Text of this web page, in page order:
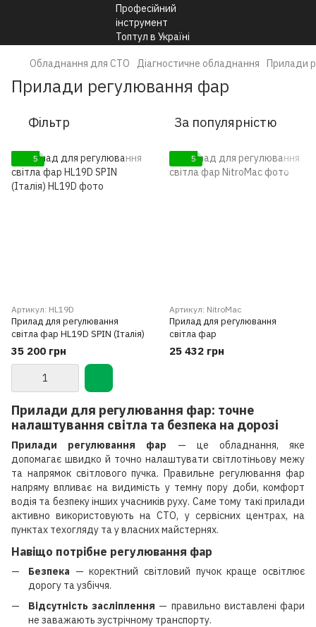
Обладнання для СТО Діагностичне обладнання Прилади
Прилади регулювання фар
Фільтр За популярністю
5
Артикул: HL19D
Прилад для регулювання
світла фар HL19D SPIN (Італія)
35 200 грн
5
Артикул: NitroMac
Прилад для регулювання
світла фар
25 432 грн
Прилади для регулювання фар: точне
налаштування світла та безпека на дорозі
Прилади регулювання фар — це обладнання, яке
допомагає швидко й точно налаштувати світлотіньову межу
та напрямок світлового пучка. Правильне регулювання фар
напряму впливає на видимість у темну пору доби, комфорт
водія та безпеку інших учасників руху. Саме тому такі прилади
активно використовують на СТО, у сервісних центрах, на
пунктах техогляду та у власних майстернях.
Навіщо потрібне регулювання фар
Безпека — коректний світловий пучок краще освітлює
дорогу та узбіччя.
Відсутність засліплення — правильно виставлені фари
не заважають зустрічному транспорту.